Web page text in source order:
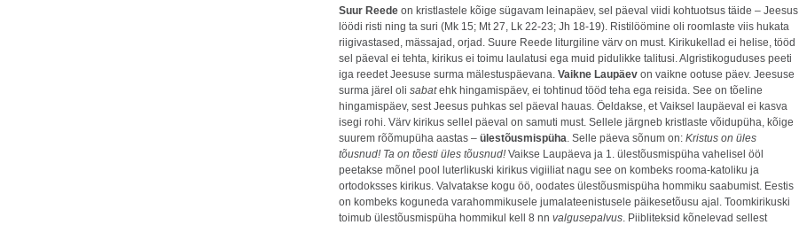
Suur Reede on kristlastele kõige sügavam leinapäev, sel päeval viidi kohtuotsus täide – Jeesus
löödi risti ning ta suri (Mk 15; Mt 27, Lk 22-23; Jh 18-19). Ristilöömine oli roomlaste viis hukata
riigivastased, mässajad, orjad. Suure Reede liturgiline värv on must. Kirikukellad ei helise, tööd
sel päeval ei tehta, kirikus ei toimu laulatusi ega muid pidulikke talitusi. Algristikoguduses peeti
iga reedet Jeesuse surma mälestuspäevana. Vaikne Laupäev on vaikne ootuse päev. Jeesuse
surma järel oli sabatehk hingamispäev, ei tohtinud tööd teha ega reisida. See on tõeline
hingamispäev, sest Jeesus puhkas sel päeval hauas. Öeldakse, et Vaiksel laupäeval ei kasva
isegi rohi. Värv kirikus sellel päeval on samuti must. Sellele järgneb kristlaste võidupüha, kõige
suurem rõõmupüha aastas – ülestõusmispüha. Selle päeva sõnum on: Kristus on üles
tõusnud! Ta on tõesti üles tõusnud! Vaikse Laupäeva ja 1. ülestõusmispüha vahelisel ööl
peetakse mõnel pool luterlikuski kirikus vigiiliat nagu see on kombeks rooma-katoliku ja
ortodoksses kirikus. Valvatakse kogu öö, oodates ülestõusmispüha hommiku saabumist. Eestis
on kombeks koguneda varahommikusele jumalateenistusele päikesetõusu ajal. Toomkirikuski
toimub ülestõusmispüha hommikul kell 8 nn valgusepalvus. Piibliteksid kõnelevad sellest